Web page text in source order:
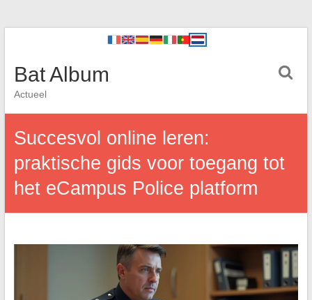
Bat Album
Actueel
Succesvol online leren:
praktische gids voor toegang tot
het eCampus Police platform